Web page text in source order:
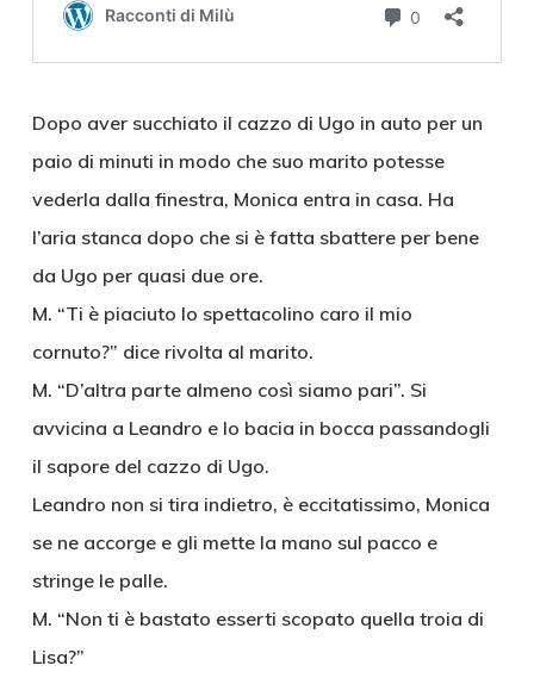
Dopo aver succhiato il cazzo di Ugo in auto per un
paio di minuti in modo che suo marito potesse
vederla dalla finestra, Monica entra in casa. Ha
l’aria stanca dopo che si è fatta sbattere per bene
da Ugo per quasi due ore.
M. “Ti è piaciuto lo spettacolino caro il mio
cornuto?” dice rivolta al marito.
M. “D’altra parte almeno così siamo pari”. Si
avvicina a Leandro e lo bacia in bocca passandogli
il sapore del cazzo di Ugo.
Leandro non si tira indietro, è eccitatissimo, Monica
se ne accorge e gli mette la mano sul pacco e
stringe le palle.
M. “Non ti è bastato esserti scopato quella troia di
Lisa?”